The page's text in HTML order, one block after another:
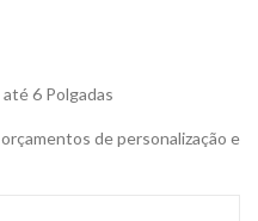
6 Polgadas
de personalização e